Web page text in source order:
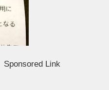
Sponsored Link